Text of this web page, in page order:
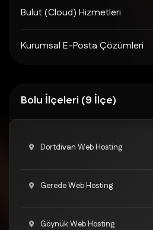
Bulut (Cloud) Hizmetleri
Kurumsal E-Posta Çözümleri
Bolu İlçeleri (9 İlçe)
Dörtdivan Web Hosting
Gerede Web Hosting
Göynük Web Hosting